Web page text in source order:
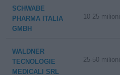
SCHWABE
PHARMA ITALIA
GMBH
10-25 milioni
WALDNER
TECNOLOGIE
MEDICALI SRL
25-50 milioni